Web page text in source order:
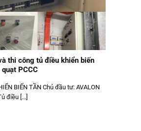
thi công tủ điều khiển biến
PCCC
BIẾN TẦN Chủ đầu tư: AVALON
điều [...]